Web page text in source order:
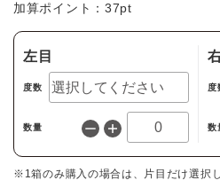
加算ポイント： 37pt
左目
度数
数量
度
数
※1箱のみ購入の場合は、片目だけ選択